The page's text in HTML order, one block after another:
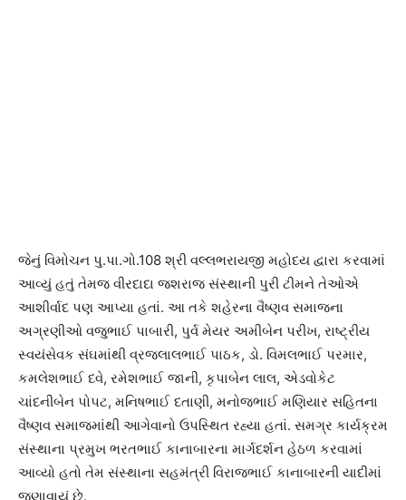
જેનું વિમોચન પુ.પા.ગો.108 શ્રી વલ્લભરાયજી મહોદય દ્વારા કરવામાં
આવ્યું હતું તેમજ વીરદાદા જશરાજ સંસ્થાની પુરી ટીમને તેઓએ
આશીર્વાદ પણ આપ્યા હતાં. આ તકે શહેરના વૈષ્ણવ સમાજના
અગ્રણીઓ વજુભાઈ પાબારી, પુર્વ મેયર અમીબેન પરીખ, રાષ્ટ્રીય
સ્વયંસેવક સંઘમાંથી વ્રજલાલભાઈ પાઠક, ડો. વિમલભાઈ પરમાર,
કમલેશભાઈ દવે, રમેશભાઈ જાની, કૃપાબેન લાલ, એડવોકેટ
ચાંદનીબેન પોપટ, મનિષભાઈ દતાણી, મનોજભાઈ મણિયાર સહિતના
વૈષ્ણવ સમાજમાંથી આગેવાનો ઉપસ્થિત રહ્યા હતાં. સમગ્ર કાર્યક્રમ
સંસ્થાના પ્રમુખ ભરતભાઈ કાનાબારના માર્ગદર્શન હેઠળ કરવામાં
આવ્યો હતો તેમ સંસ્થાના સહમંત્રી વિરાજભાઈ કાનાબારની યાદીમાં
જણાવાયું છે.